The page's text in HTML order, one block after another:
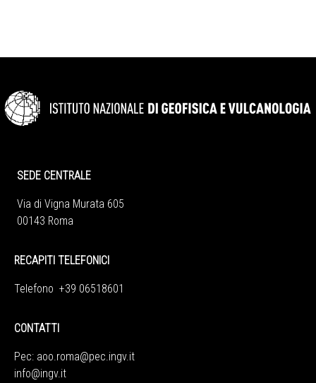
SEDE CENTRALE
Via di Vigna Murata 605
00143 Roma
RECAPITI TELEFONICI
Telefono +39 06518601
CONTATTI
Pec: aoo.roma@pec.ingv.it
info@ingv.it